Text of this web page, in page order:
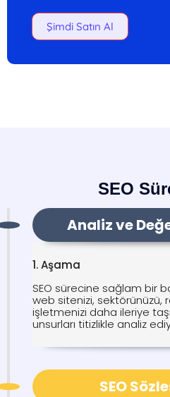
Şimdi Satın Al
SEO
Analiz ve
1. Aşama
SEO sürecine sağlam bir
web sitenizi, sektörünüzü,
işletmenizi daha ileriye
unsurları titizlikle analiz
SEO